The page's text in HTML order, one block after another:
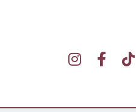
I
F
T